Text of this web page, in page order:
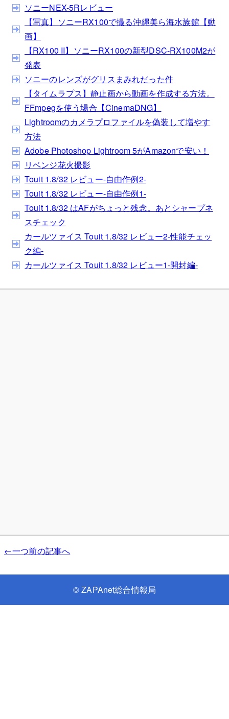
ソニーNEX-5Rレビュー
【写真】ソニーRX100で撮る沖縄美ら海水族館【動
画】
【RX100 II】ソニーRX100の新型DSC-RX100M2が
発表
ソニーのレンズがグリスまみれだった件
【タイムラプス】静止画から動画を作成する方法。
FFmpegを使う場合【CinemaDNG】
Lightroomのカメラプロファイルを偽装して増やす
方法
Adobe Photoshop Lightroom 5がAmazonで安い！
リベンジ花火撮影
Touit 1.8/32 レビュー-自由作例2-
Touit 1.8/32 レビュー-自由作例1-
Touit 1.8/32 はAFがちょっと残念。あとシャープネ
スチェック
カールツァイス Touit 1.8/32 レビュー2-性能チェッ
ク編-
カールツァイス Touit 1.8/32 レビュー1-開封編-
←一つ前の記事へ
©ZAPAnet総合情報局